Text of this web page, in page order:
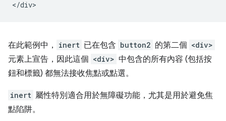
在此範例中， inert 已在包含 button2 的第二個 <div>
元素上宣告，因此這個 <div> 中包含的所有內容 (包括按
鈕和標籤) 都無法接收焦點或點選。
inert 屬性特別適合用於無障礙功能，尤其是用於避免焦
點陷阱。